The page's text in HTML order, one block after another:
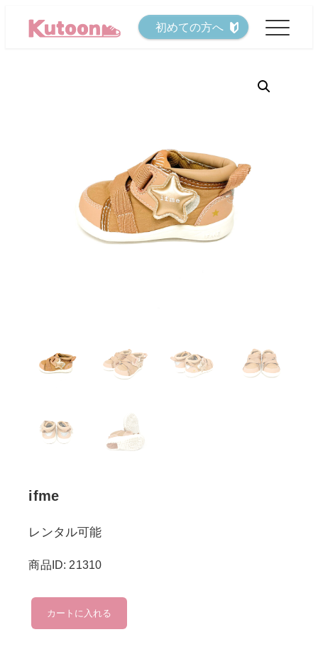
初めての方へ
ifme
レンタル可能
商品ID: 21310
ifme
個
カートに入れる